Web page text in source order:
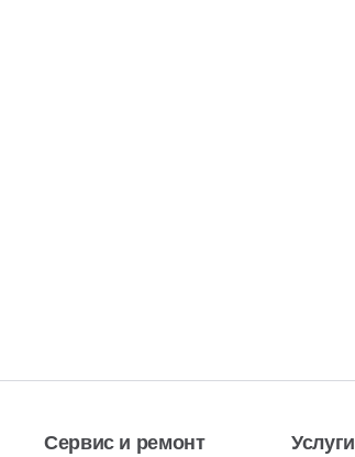
Сервис и ремонт Услуги